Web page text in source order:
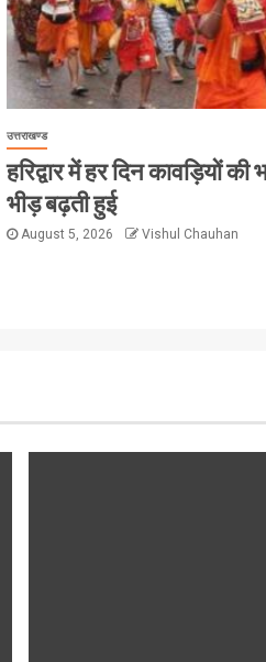
उत्तराखण्ड
हरिद्वार में हर दिन कावड़ियों की
भीड़ बढ़ती हुई
August 5, 2026 Vishul Chauhan